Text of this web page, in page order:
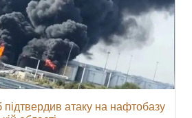
атаку на нафтобазу